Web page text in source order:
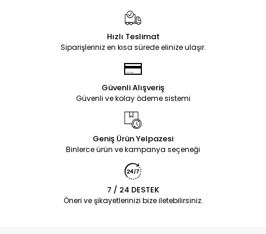
Hızlı Teslimat
Siparişleriniz en kısa sürede elinize ulaşır.
Güvenli Alışveriş
Güvenli ve kolay ödeme sistemi
Geniş Ürün Yelpazesi
Binlerce ürün ve kampanya seçeneği
7 / 24 DESTEK
Öneri ve şikayetlerinizi bize iletebilirsiniz.